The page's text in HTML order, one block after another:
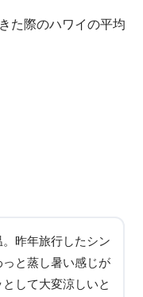
た際のハワイの平均
昨年旅行したシン
と蒸し暑い感じが
して大変涼しいと